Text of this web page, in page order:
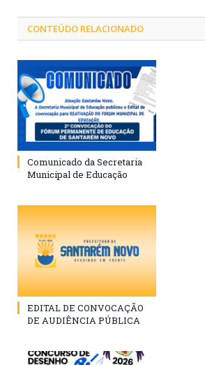
CONTEÚDO RELACIONADO
Comunicado da Secretaria
Municipal de Educação
EDITAL DE CONVOCAÇÃO
DE AUDIÊNCIA PÚBLICA